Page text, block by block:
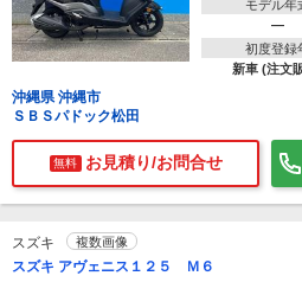
モデル年
―
初度登録
新車 (注文
沖縄県 沖縄市
ＳＢＳパドック松田
無料 お見積り/お問合せ
スズキ 複数画像
スズキ アヴェニス１２５ Ｍ６